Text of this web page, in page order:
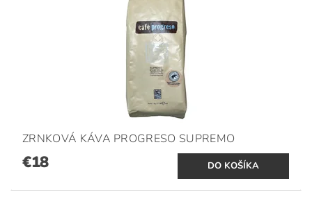
ZRNKOVÁ KÁVA PROGRESO SUPREMO
€18